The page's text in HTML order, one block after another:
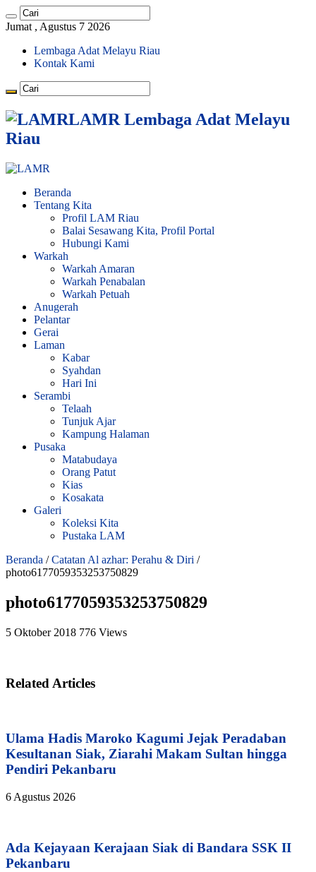
Jumat , Agustus 7 2026
Lembaga Adat Melayu Riau
Kontak Kami
LAMR Lembaga Adat Melayu
Riau
Beranda
Tentang Kita
Profil LAM Riau
Balai Sesawang Kita, Profil Portal
Hubungi Kami
Warkah
Warkah Amaran
Warkah Penabalan
Warkah Petuah
Anugerah
Pelantar
Gerai
Laman
Kabar
Syahdan
Hari Ini
Serambi
Telaah
Tunjuk Ajar
Kampung Halaman
Pusaka
Matabudaya
Orang Patut
Kias
Kosakata
Galeri
Koleksi Kita
Pustaka LAM
Beranda / Catatan Al azhar: Perahu & Diri /
photo6177059353253750829
photo6177059353253750829
5 Oktober 2018 776 Views
Related Articles
Ulama Hadis Maroko Kagumi Jejak Peradaban
Kesultanan Siak, Ziarahi Makam Sultan hingga
Pendiri Pekanbaru
6 Agustus 2026
Ada Kejayaan Kerajaan Siak di Bandara SSK II
Pekanbaru